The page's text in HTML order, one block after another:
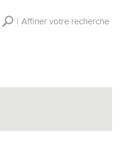
Affiner votre recherche